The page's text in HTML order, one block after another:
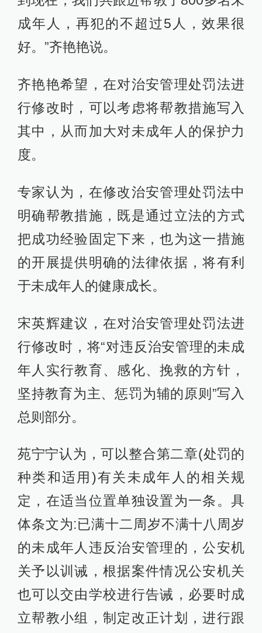
成年人，再犯的不超过5人，效果很
好。”齐艳艳说。
齐艳艳希望，在对治安管理处罚法进
行修改时，可以考虑将帮教措施写入
其中，从而加大对未成年人的保护力
度。
专家认为，在修改治安管理处罚法中
明确帮教措施，既是通过立法的方式
把成功经验固定下来，也为这一措施
的开展提供明确的法律依据，将有利
于未成年人的健康成长。
宋英辉建议，在对治安管理处罚法进
行修改时，将“对违反治安管理的未成
年人实行教育、感化、挽救的方针，
坚持教育为主、惩罚为辅的原则”写入
总则部分。
苑宁宁认为，可以整合第二章(处罚的
种类和适用)有关未成年人的相关规
定，在适当位置单独设置为一条。具
体条文为:已满十二周岁不满十八周岁
的未成年人违反治安管理的，公安机
关予以训诫，根据案件情况公安机关
也可以交由学校进行告诫，必要时成
立帮教小组，制定改正计划，进行跟